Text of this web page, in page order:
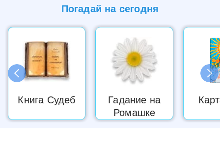
Погадай на сегодня
Книга Судеб
Гадание на
Ромашке